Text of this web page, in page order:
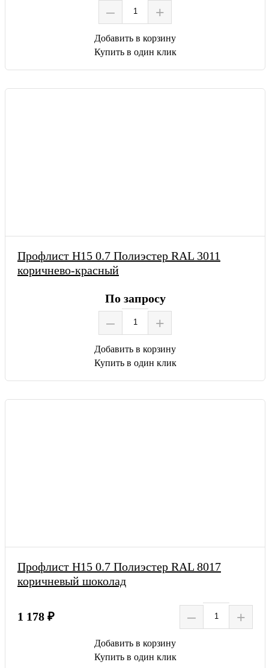
– +
Добавить в корзину
Купить в один клик
Профлист Н15 0.7 Полиэстер RAL 3011
коричнево-красный
По запросу
– +
Добавить в корзину
Купить в один клик
Профлист Н15 0.7 Полиэстер RAL 8017
коричневый шоколад
1 178 ₽ – +
Добавить в корзину
Купить в один клик